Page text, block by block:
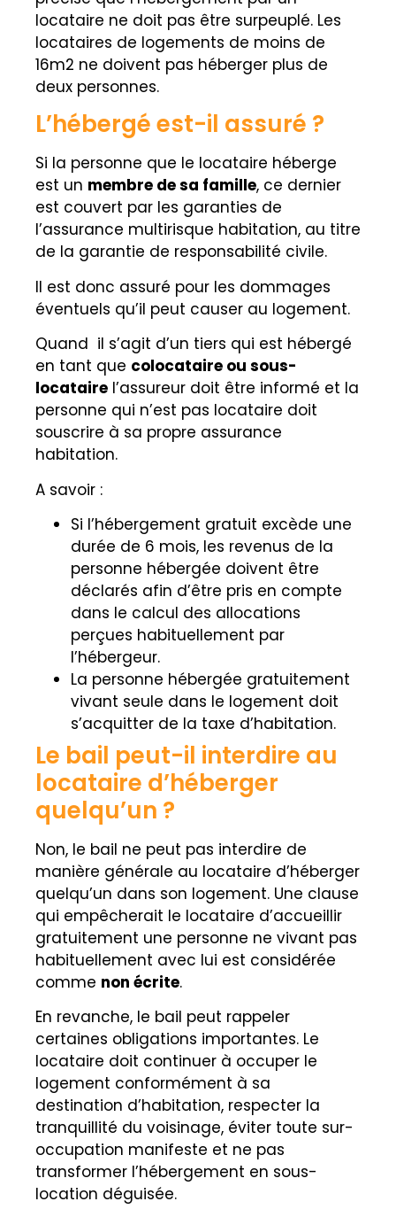
locataire ne doit pas être surpeuplé. Les
locataires de logements de moins de
16m2 ne doivent pas héberger plus de
deux personnes.
L’hébergé est-il assuré ?
Si la personne que le locataire héberge
est un membre de sa famille, ce dernier
est couvert par les garanties de
l’assurance multirisque habitation, au titre
de la garantie de responsabilité civile.
Il est donc assuré pour les dommages
éventuels qu’il peut causer au logement.
Quand il s’agit d’un tiers qui est hébergé
en tant que colocataire ou sous-
locataire l’assureur doit être informé et la
personne qui n’est pas locataire doit
souscrire à sa propre assurance
habitation.
A savoir :
Si l’hébergement gratuit excède une
durée de 6 mois, les revenus de la
personne hébergée doivent être
déclarés afin d’être pris en compte
dans le calcul des allocations
perçues habituellement par
l’hébergeur.
La personne hébergée gratuitement
vivant seule dans le logement doit
s’acquitter de la taxe d’habitation.
Le bail peut-il interdire au
locataire d’héberger
quelqu’un ?
Non, le bail ne peut pas interdire de
manière générale au locataire d’héberger
quelqu’un dans son logement. Une clause
qui empêcherait le locataire d’accueillir
gratuitement une personne ne vivant pas
habituellement avec lui est considérée
comme non écrite.
En revanche, le bail peut rappeler
certaines obligations importantes. Le
locataire doit continuer à occuper le
logement conformément à sa
destination d’habitation, respecter la
tranquillité du voisinage, éviter toute sur-
occupation manifeste et ne pas
transformer l’hébergement en sous-
location déguisée.